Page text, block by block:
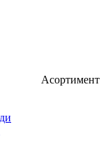
Асортимент